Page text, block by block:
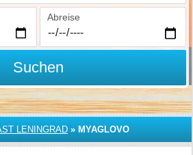
Abreise
Suchen
LENINGRAD » MYAGLOVO